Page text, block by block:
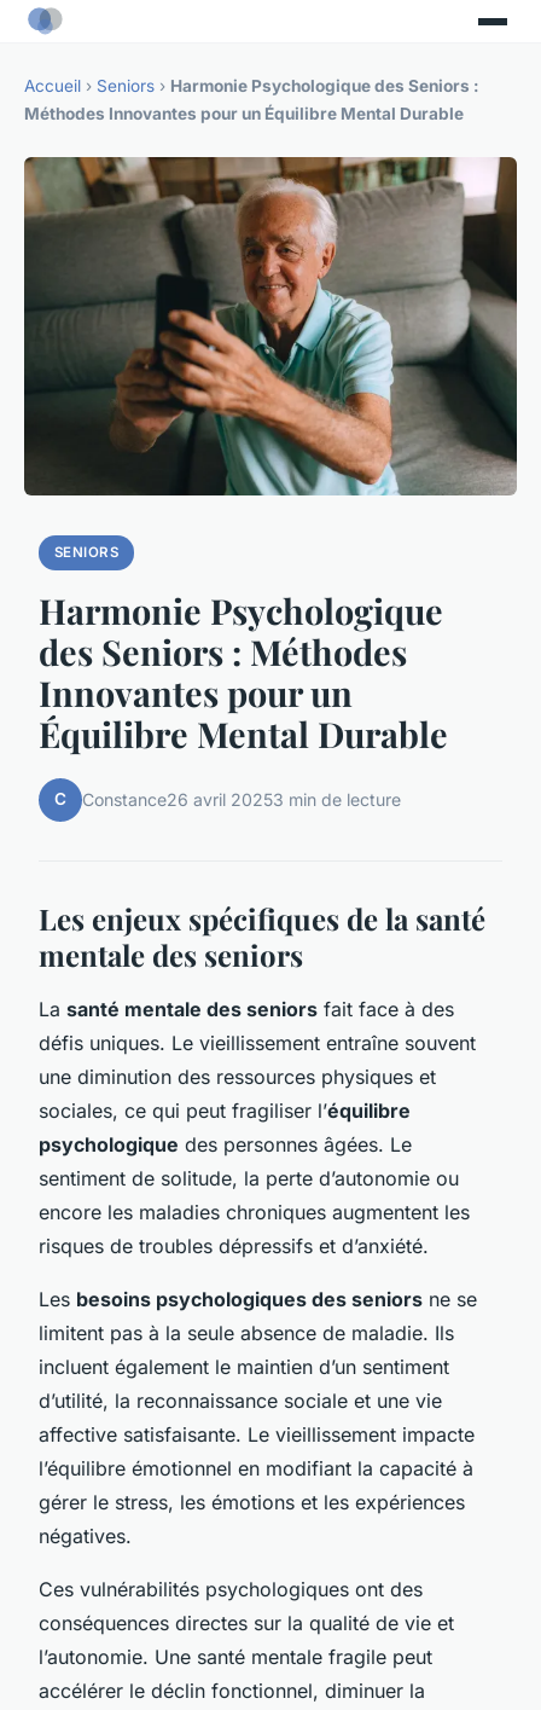
Accueil › Seniors › Harmonie Psychologique des Seniors :
Méthodes Innovantes pour un Équilibre Mental Durable
SENIORS
Harmonie Psychologique
des Seniors : Méthodes
Innovantes pour un
Équilibre Mental Durable
C Constance26 avril 20253 min de lecture
Les enjeux spécifiques de la santé
mentale des seniors
La santé mentale des seniors fait face à des
défis uniques. Le vieillissement entraîne souvent
une diminution des ressources physiques et
sociales, ce qui peut fragiliser l’équilibre
psychologique des personnes âgées. Le
sentiment de solitude, la perte d’autonomie ou
encore les maladies chroniques augmentent les
risques de troubles dépressifs et d’anxiété.
Les besoins psychologiques des seniors ne se
limitent pas à la seule absence de maladie. Ils
incluent également le maintien d’un sentiment
d’utilité, la reconnaissance sociale et une vie
affective satisfaisante. Le vieillissement impacte
l’équilibre émotionnel en modifiant la capacité à
gérer le stress, les émotions et les expériences
négatives.
Ces vulnérabilités psychologiques ont des
conséquences directes sur la qualité de vie et
l’autonomie. Une santé mentale fragile peut
accélérer le déclin fonctionnel, diminuer la